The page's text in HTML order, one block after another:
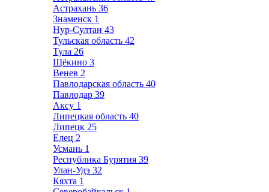
Астрахань 36
Знаменск 1
Нур-Султан 43
Тульская область 42
Тула 26
Щёкино 3
Венев 2
Павлодарская область 40
Павлодар 39
Аксу 1
Липецкая область 40
Липецк 25
Елец 2
Усмань 1
Республика Бурятия 39
Улан-Удэ 32
Кяхта 1